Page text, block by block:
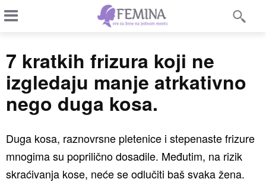
7 kratkih frizura koji ne
izgledaju manje atrkativno
nego duga kosa.
Duga kosa, raznovrsne pletenice i stepenaste frizure
mnogima su poprilično dosadile. Međutim, na rizik
skraćivanja kose, neće se odlučiti baš svaka žena.